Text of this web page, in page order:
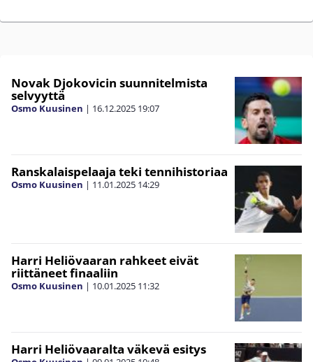
Novak Djokovicin suunnitelmista
selvyyttä
Osmo Kuusinen | 16.12.2025 19:07
Ranskalaispelaaja teki tennihistoriaa
Osmo Kuusinen | 11.01.2025 14:29
Harri Heliövaaran rahkeet eivät
riittäneet finaaliin
Osmo Kuusinen | 10.01.2025 11:32
Harri Heliövaaralta väkevä esitys